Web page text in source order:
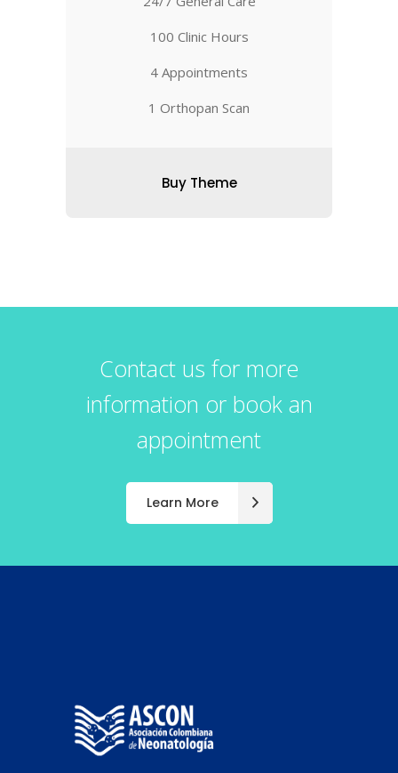
100 Clinic Hours
4 Appointments
1 Orthopan Scan
Buy Theme
Contact us for more
information or book an
appointment
Learn More